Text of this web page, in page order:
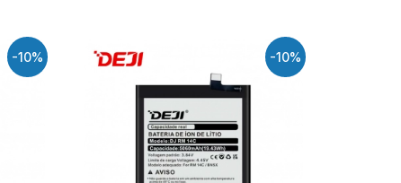
-10% -10%